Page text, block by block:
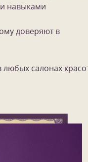
навыками
доверяют в
салонах